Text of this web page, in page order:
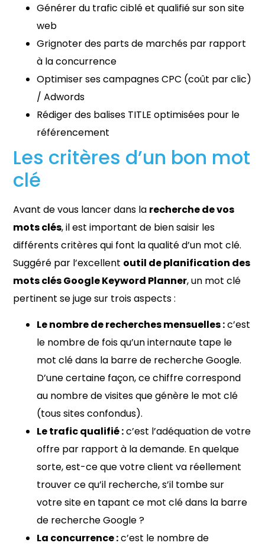
Générer du trafic ciblé et qualifié sur son site
web
Grignoter des parts de marchés par rapport
à la concurrence
Optimiser ses campagnes CPC (coût par clic)
/ Adwords
Rédiger des balises TITLE optimisées pour le
référencement
Les critères d’un bon mot
clé
Avant de vous lancer dans la recherche de vos
mots clés, il est important de bien saisir les
différents critères qui font la qualité d’un mot clé.
Suggéré par l’excellent outil de planification des
mots clés Google Keyword Planner, un mot clé
pertinent se juge sur trois aspects :
Le nombre de recherches mensuelles :c’est
le nombre de fois qu’un internaute tape le
mot clé dans la barre de recherche Google.
D’une certaine façon, ce chiffre correspond
au nombre de visites que génère le mot clé
(tous sites confondus).
Le trafic qualifié :c’est l’adéquation de votre
offre par rapport à la demande. En quelque
sorte, est-ce que votre client va réellement
trouver ce qu’il recherche, s’il tombe sur
votre site en tapant ce mot clé dans la barre
de recherche Google ?
La concurrence :c’est le nombre de